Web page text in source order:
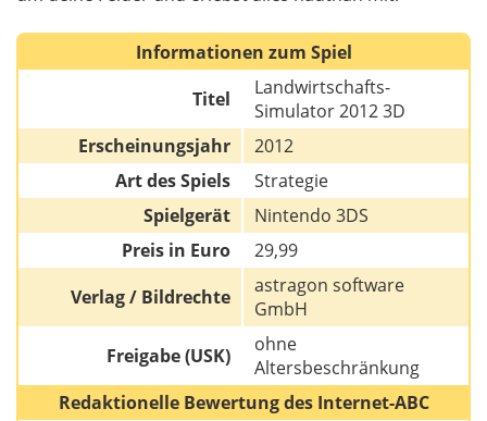
Informationen zum Spiel
Titel
Landwirtschafts-
Simulator 2012 3D
Erscheinungsjahr
2012
Art des Spiels
Strategie
Spielgerät
Nintendo 3DS
Preis in Euro
29,99
Verlag / Bildrechte
astragon software
GmbH
Freigabe (USK)
ohne
Altersbeschränkung
Redaktionelle Bewertung des Internet-ABC